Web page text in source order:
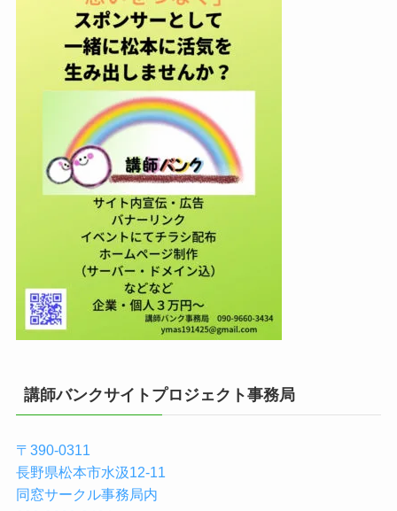
講師バンクサイトプロジェクト事務局
〒390-0311
長野県松本市水汲12-11
同窓サークル事務局内